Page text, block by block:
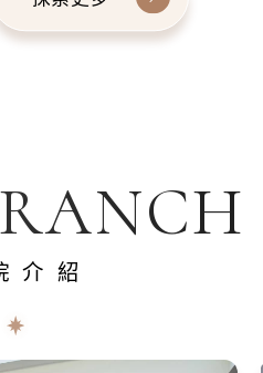
介紹